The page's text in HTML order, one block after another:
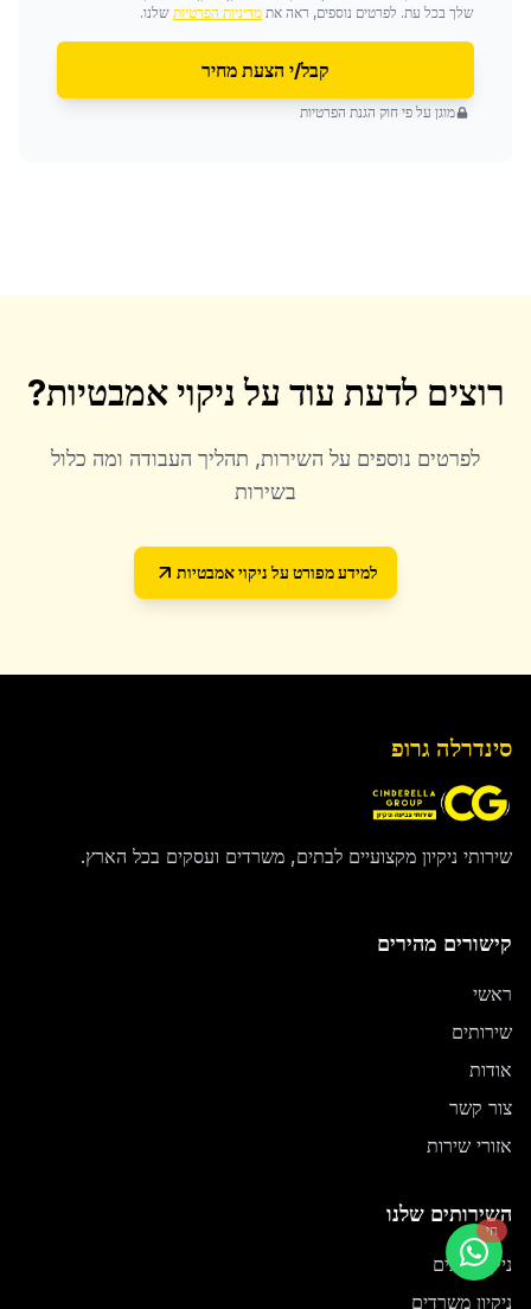
שלך בכל עת. לפרטים נוספים, ראה את מדיניות הפרטיות שלנו.
קבל/י הצעת מחיר
מוגן על פי חוק הגנת הפרטיות
רוצים לדעת עוד על ניקוי אמבטיות?
לפרטים נוספים על השירות, תהליך העבודה ומה כלול
בשירות
למידע מפורט על ניקוי אמבטיות
סינדרלה גרופ
שירותי ניקיון מקצועיים לבתים, משרדים ועסקים בכל הארץ.
קישורים מהירים
ראשי
שירותים
אודות
צור קשר
אזורי שירות
השירותים שלנו
ניקיון בתים
ניקיון משרדים
חי